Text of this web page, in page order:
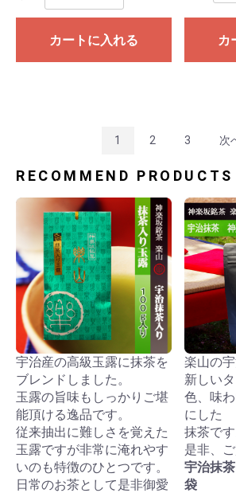
カートに入れる カ
1 2 3 次
RECOMMEND PRODUCTS
宇治産の高級玉露に抹茶を
ブレンドしました。
玉露の旨味もしっかりご堪
能頂ける逸品です。
従来抽出に難しさを覚えた
玉露ですが非常に淹れやす
いのも特徴のひとつです。
日常のお茶として是非御愛
楽山の
新しい
色、味
にした
抹茶です
是非、
宇治抹
袋